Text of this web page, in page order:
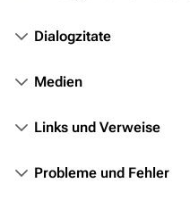
Kommerzielles
Dialogzitate
Medien
Links und Verweise
Probleme und Fehler